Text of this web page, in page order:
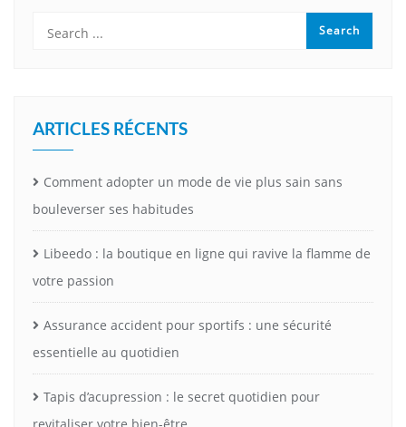
ARTICLES RÉCENTS
Comment adopter un mode de vie plus sain sans
bouleverser ses habitudes
Libeedo : la boutique en ligne qui ravive la flamme de
votre passion
Assurance accident pour sportifs : une sécurité
essentielle au quotidien
Tapis d’acupression : le secret quotidien pour